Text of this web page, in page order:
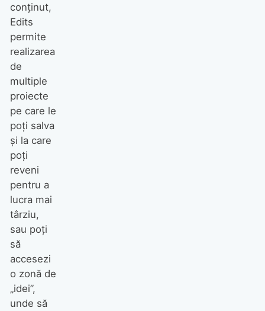
conținut,
Edits
permite
realizarea
de
multiple
proiecte
pe care le
poți salva
și la care
poți
reveni
pentru a
lucra mai
târziu,
sau poți
să
accesezi
o zonă de
„idei”,
unde să